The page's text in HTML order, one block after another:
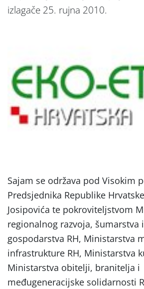
izlagače 25. rujna 2010.
Sajam se održava pod Visokim
Predsjednika Republike
Josipovića te pokroviteljstvom
regionalnog razvoja, šumarstva
gospodarstva RH, Ministarstva
infrastrukture RH, Ministarstva
Ministarstva obitelji, branitelja i
međugeneracijske solidarnosti